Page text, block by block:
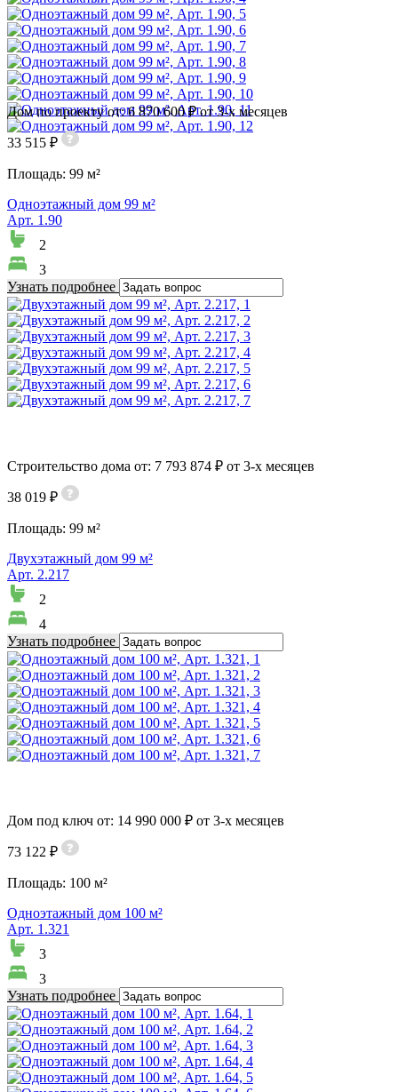
Дом по проекту от: 6 870 600 ₽ от 3-х месяцев
33 515 ₽
Площадь: 99 м²
Одноэтажный дом 99 м²
Арт. 1.90
2
3
Узнать подробнее
Строительство дома от: 7 793 874 ₽ от 3-х месяцев
38 019 ₽
Площадь: 99 м²
Двухэтажный дом 99 м²
Арт. 2.217
2
4
Узнать подробнее
Дом под ключ от: 14 990 000 ₽ от 3-х месяцев
73 122 ₽
Площадь: 100 м²
Одноэтажный дом 100 м²
Арт. 1.321
3
3
Узнать подробнее